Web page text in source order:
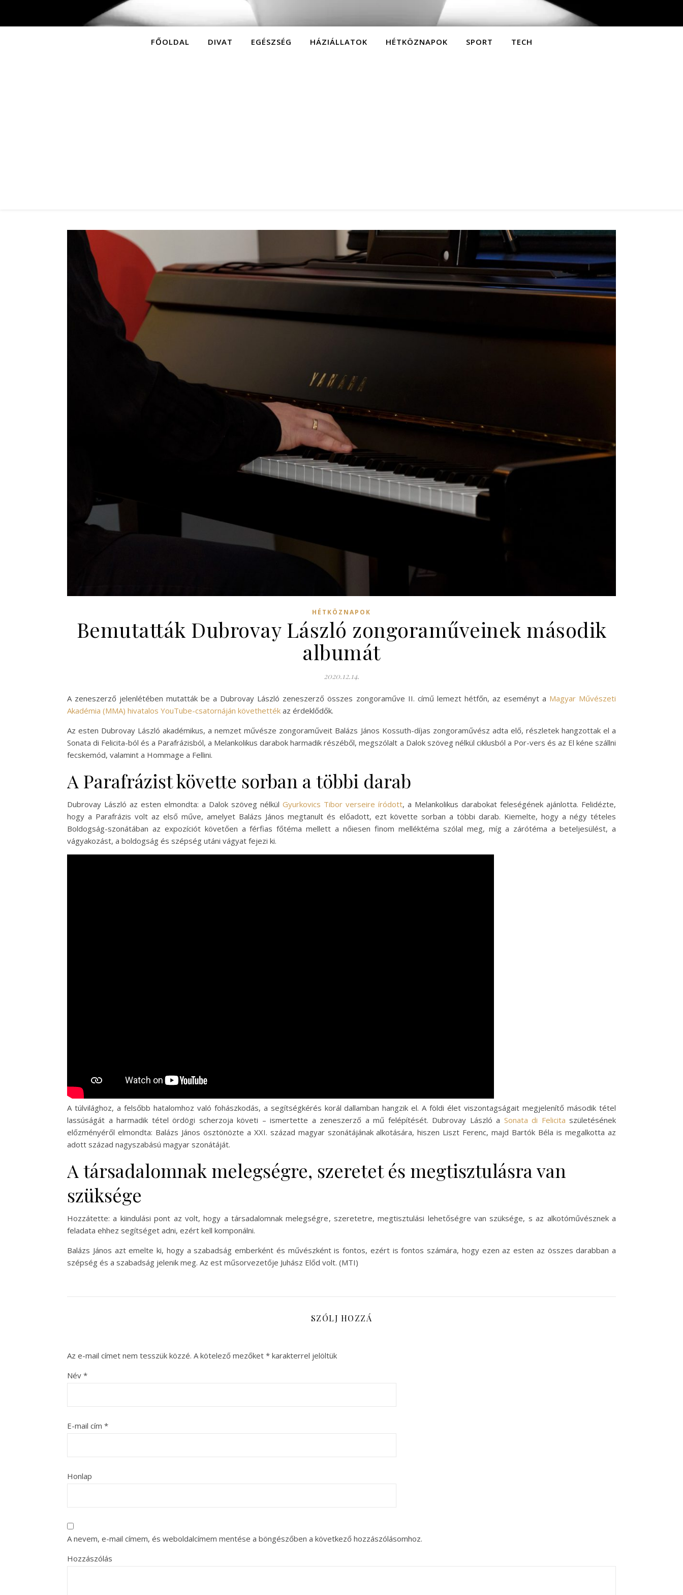
FŐOLDAL DIVAT EGÉSZSÉG HÁZIÁLLATOK HÉTKÖZNAPOK SPORT TECH
HÉTKÖZNAPOK
Bemutatták Dubrovay László zongoraműveinek második
albumát
2020.12.14.
A zeneszerző jelenlétében mutatták be a Dubrovay László zeneszerző összes zongoraműve II. című lemezt hétfőn, az eseményt a Magyar Művészeti
Akadémia (MMA) hivatalos YouTube-csatornáján követhették az érdeklődők.
Az esten Dubrovay László akadémikus, a nemzet művésze zongoraműveit Balázs János Kossuth-díjas zongoraművész adta elő, részletek hangzottak el a
Sonata di Felicita-ból és a Parafrázisból, a Melankolikus darabok harmadik részéből, megszólalt a Dalok szöveg nélkül ciklusból a Por-vers és az El kéne szállni
fecskemód, valamint a Hommage a Fellini.
A Parafrázist követte sorban a többi darab
Dubrovay László az esten elmondta: a Dalok szöveg nélkül Gyurkovics Tibor verseire íródott, a Melankolikus darabokat feleségének ajánlotta. Felidézte,
hogy a Parafrázis volt az első műve, amelyet Balázs János megtanult és előadott, ezt követte sorban a többi darab. Kiemelte, hogy a négy tételes
Boldogság-szonátában az expozíciót követően a férfias főtéma mellett a nőiesen finom melléktéma szólal meg, míg a zárótéma a beteljesülést, a
vágyakozást, a boldogság és szépség utáni vágyat fejezi ki.
A túlvilághoz, a felsőbb hatalomhoz való fohászkodás, a segítségkérés korál dallamban hangzik el. A földi élet viszontagságait megjelenítő második tétel
lassúságát a harmadik tétel ördögi scherzoja követi – ismertette a zeneszerző a mű felépítését. Dubrovay László a Sonata di Felicita születésének
előzményéről elmondta: Balázs János ösztönözte a XXI. század magyar szonátájának alkotására, hiszen Liszt Ferenc, majd Bartók Béla is megalkotta az
adott század nagyszabású magyar szonátáját.
A társadalomnak melegségre, szeretet és megtisztulásra van
szüksége
Hozzátette: a kiindulási pont az volt, hogy a társadalomnak melegségre, szeretetre, megtisztulási lehetőségre van szüksége, s az alkotóművésznek a
feladata ehhez segítséget adni, ezért kell komponálni.
Balázs János azt emelte ki, hogy a szabadság emberként és művészként is fontos, ezért is fontos számára, hogy ezen az esten az összes darabban a
szépség és a szabadság jelenik meg. Az est műsorvezetője Juhász Előd volt. (MTI)
SZÓLJ HOZZÁ
Az e-mail címet nem tesszük közzé. A kötelező mezőket * karakterrel jelöltük
Név *
E-mail cím *
Honlap
A nevem, e-mail címem, és weboldalcímem mentése a böngészőben a következő hozzászólásomhoz.
Hozzászólás